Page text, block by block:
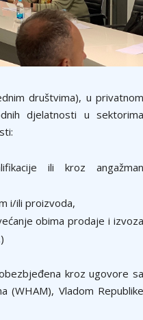
društvima), u privatnom
djelatnosti u sektorima
ili kroz angažman
i/ili proizvoda,
obima prodaje i izvoza
kroz ugovore sa
(WHAM), Vladom Republike